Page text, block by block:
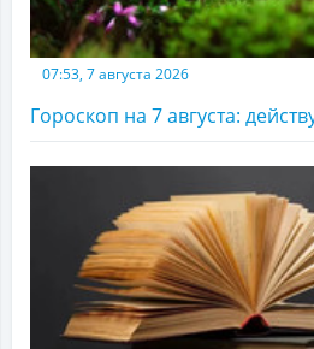
07:53, 7 августа 2026
Гороскоп на 7 августа: